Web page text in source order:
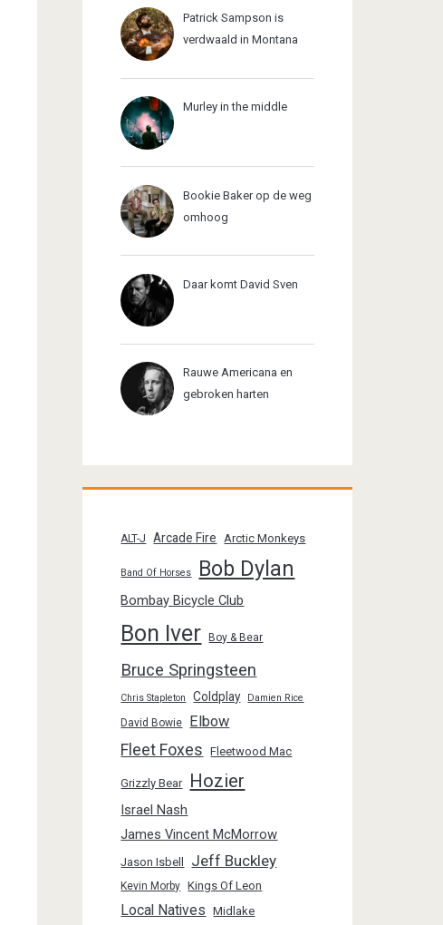
Patrick Sampson is
verdwaald in Montana
Murley in the middle
Bookie Baker op de weg
omhoog
Daar komt David Sven
Rauwe Americana en
gebroken harten
ALT-J Arcade Fire Arctic Monkeys
Band Of Horses Bob Dylan
Bombay Bicycle Club
Bon Iver Boy & Bear
Bruce Springsteen
Chris Stapleton Coldplay Damien Rice
David Bowie Elbow
Fleet Foxes Fleetwood Mac
Grizzly Bear Hozier
Israel Nash
James Vincent McMorrow
Jason Isbell Jeff Buckley
Kevin Morby Kings Of Leon
Local Natives Midlake